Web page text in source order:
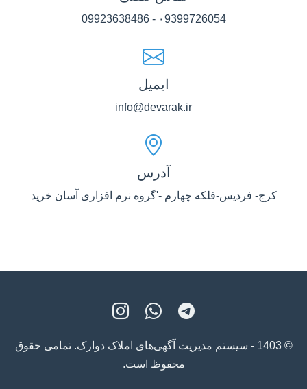
۰9399726054 - 09923638486
ایمیل
info@devarak.ir
آدرس
کرج- فردیس-فلکه چهارم -'گروه نرم افزاری آسان خرید
© 1403 - سیستم مدیریت آگهی‌های املاک دوارک. تمامی حقوق
محفوظ است.